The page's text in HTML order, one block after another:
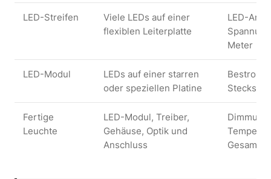
LED-Streifen
Viele LEDs auf einer
flexiblen Leiterplatte
LED-
Meter
LED-Modul
LEDs auf einer starren
oder speziellen Platine
Fertige
Leuchte
LED-Modul, Treiber,
Gehäuse, Optik und
Anschluss